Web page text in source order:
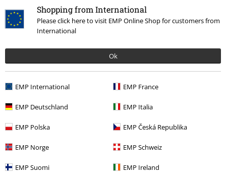
Shopping from International
Please click here to visit EMP Online Shop for customers from
International
Ok
EMP International EMP France
EMP Deutschland EMP Italia
EMP Polska EMP Česká Republika
EMP Norge EMP Schweiz
EMP Suomi EMP Ireland
Vrácení zboží
Všeobecné informace o velikostech
Zrušit členství v BSC
Způsoby platby
Nabídky pro vás
Soutěž
Objednejte si dárkový poukaz